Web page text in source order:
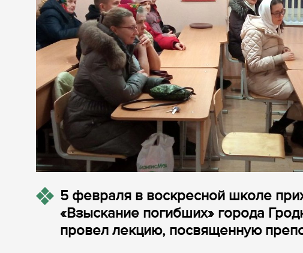
5 февраля в воскресной школе
«Взыскание погибших» города
провел лекцию, посвященную